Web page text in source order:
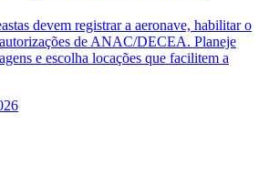
devem registrar a aeronave, habilitar o
de ANAC/DECEA. Planeje
e escolha locações que facilitem a